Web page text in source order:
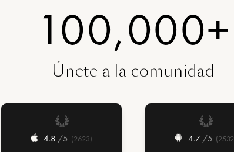
100,000+
Únete a la comunidad
4.8 /5 (2623) 4.7 /5 (2532